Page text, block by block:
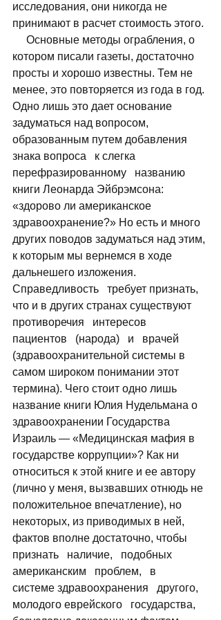
исследования, они никогда не
принимают в расчет стоимость этого.
Основные методы ограбления, о
котором писали газеты, достаточно
просты и хорошо известны. Тем не
менее, это повторяется из года в год.
Одно лишь это дает основание
задуматься над вопросом,
образованным путем добавления
знака вопроса   к слегка
перефразированному   названию
книги Леонарда Эйбрэмсона:
«здорово ли американское
здравоохранение?» Но есть и много
других поводов задуматься над этим,
к которым мы вернемся в ходе
дальнешего изложения.
Справедливость   требует признать,
что и в других странах существуют
противоречия   интересов
пациентов   (народа)   и   врачей
(здравоохранительной системы в
самом широком понимании этот
термина). Чего стоит одно лишь
название книги Юлия Нудельмана о
здравоохранении Государства
Израиль — «Медицинская мафия в
государстве коррупции»? Как ни
относиться к этой книге и ее автору
(лично у меня, вызвавших отнюдь не
положительное впечатление), но
некоторых, из приводимых в ней,
фактов вполне достаточно, чтобы
признать   наличие,   подобных
американским   проблем,   в
системе здравоохранения   другого,
молодого еврейского   государства,